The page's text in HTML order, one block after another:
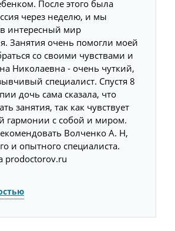
После этого была
через неделю, и мы
в интересный мир
Занятия очень помогли моей
со своими чувствами и
Николаевна - очень чуткий,
специалист. Спустя 8
дочь сама сказала, что
занятия, так как чувствует
гармонии с собой и миром.
Волченко А. Н,
и опытного специалиста.
prodoctorov.ru